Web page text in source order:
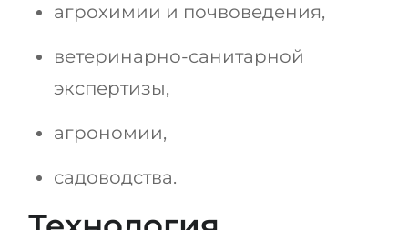
агрохимии и почвоведения,
ветеринарно-санитарной
экспертизы,
агрономии,
садоводства.